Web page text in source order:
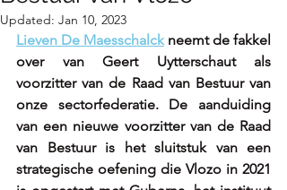
Updated: Jan 10, 2023
Lieven De Maesschalck neemt de fakkel
over van Geert Uytterschaut als
voorzitter van de Raad van Bestuur van
onze sectorfederatie. De aanduiding
van een nieuwe voorzitter van de Raad
van Bestuur is het sluitstuk van een
strategische oefening die Vlozo in 2021